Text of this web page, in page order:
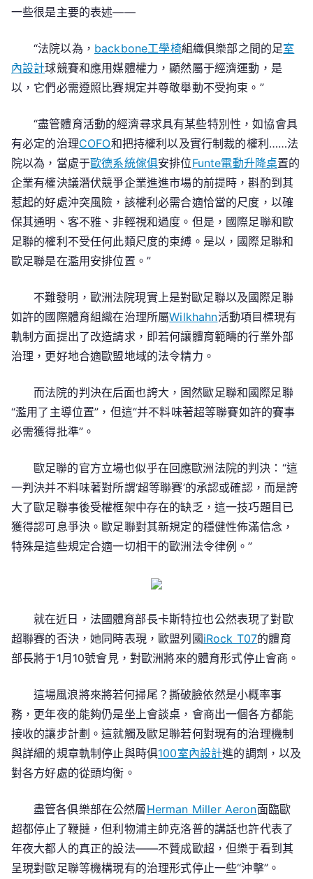
一些很是主要的表述——
“法院以為， backbone工學椅組織俱樂部之間的足室
內設計球競賽和應用媒體權力，顯然屬于經濟運動，是
以，它們必需遵照比賽規定并尊敬舉動不受拘束。”
“盡管體育活動的經濟尋求具有某些特別性，如協會具
有必定的治理COFO和把持權利以及實行制裁的權利……法
院以為，當處于歐德系統傢俱安排位Funte電動升降桌置的
企業有權決議潛伏競爭企業進進市場的前提時，斟酌到其
惹起的好處沖突風險，該權利必需合適恰當的尺度，以確
保其通明、客不雅、非輕視和過度。但是，國際足聯和歐
足聯的權利不受任何此類尺度的束縛。是以，國際足聯和
歐足聯是在濫用安排位置。”
不難發明，歐洲法院現實上是對歐足聯以及國際足聯
如許的國際體育組織在治理所屬Wilkhahn活動項目標現有
軌制方面提出了改造請求，即若何讓體育範疇的行業外部
治理，更好地合適歐盟地域的法令精力。
而法院的判決在后面也誇大，固然歐足聯和國際足聯
“濫用了主導位置”，但這“并不料味著超等聯賽如許的賽事
必需獲得批準”。
歐足聯的官方立場也似乎在回應歐洲法院的判決：“這
一判決并不料味著對所謂‘超等聯賽’的承認或確認，而是誇
大了歐足聯事後受權框架中存在的缺乏，這一技巧題目已
獲得認可息爭決。歐足聯對其新規定的穩健性佈滿信念，
特殊是這些規定合適一切相干的歐洲法令律例。”
就在近日，法國體育部長卡斯特拉也公然表現了對歐
超聯賽的否決，她同時表現，歐盟列國iRock T07的體育
部長將于1月10號會見，對歐洲將來的體育形式停止會商。
這場風浪將來將若何掃尾？撕破臉依然是小概率事
務，更年夜的能夠仍是坐上會談桌，會商出一個各方都能
接收的讓步計劃。這就觸及歐足聯若何對現有的治理機制
與詳細的規章軌制停止與時俱100室內設計進的調劑，以及
對各方好處的從頭均衡。
盡管各俱樂部在公然層Herman Miller Aeron面臨歐
超都停止了鞭撻，但利物浦主帥克洛普的講話也許代表了
年夜大都人的真正的設法——不贊成歐超，但樂于看到其
呈現對歐足聯等機構現有的治理形式停止一些“沖擊”。